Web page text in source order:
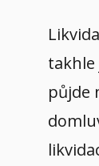
takhle
půjde